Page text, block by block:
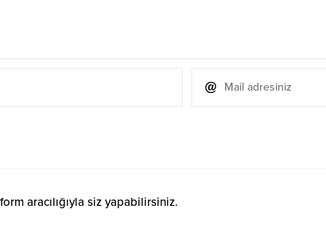
aracılığıyla siz yapabilirsiniz.